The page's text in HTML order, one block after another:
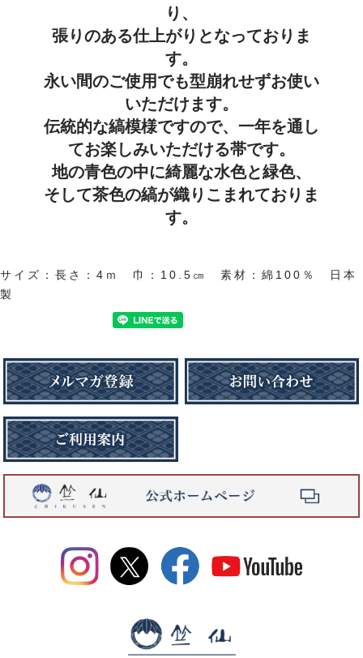
り、
張りのある仕上がりとなっておりま
す。
永い間のご使用でも型崩れせずお使い
いただけます。
伝統的な縞模様ですので、一年を通し
てお楽しみいただける帯です。
地の青色の中に綺麗な水色と緑色、
そして茶色の縞が織りこまれておりま
す。
サイズ：長さ：4ｍ 巾：10.5㎝ 素材：綿100％ 日本
製